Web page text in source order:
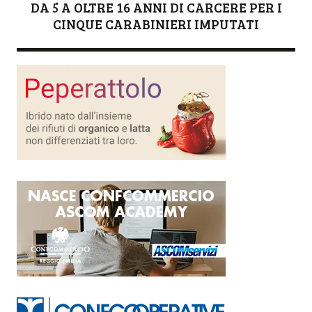
DA 5 A OLTRE 16 ANNI DI CARCERE PER I
CINQUE CARABINIERI IMPUTATI